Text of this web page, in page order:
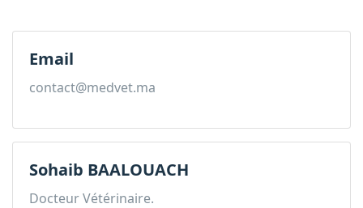
Email
contact@medvet.ma
Sohaib BAALOUACH
Docteur Vétérinaire.